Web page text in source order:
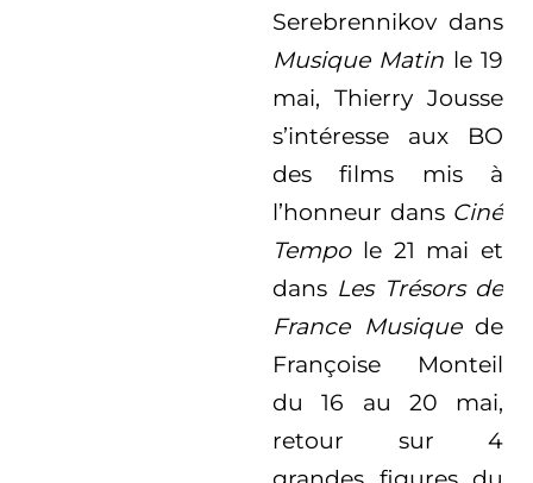
Serebrennikov dans
Musique Matin le 19
mai, Thierry Jousse
s’intéresse aux BO
des films mis à
l’honneur dans Ciné
Tempo le 21 mai et
dans Les Trésors de
France Musiquede
Françoise Monteil
du 16 au 20 mai,
retour sur 4